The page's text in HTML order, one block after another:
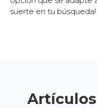
suerte en tu búsqueda!